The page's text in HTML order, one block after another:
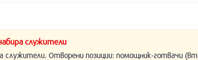
служители
служители. Отворени позиции: помощник-готвачи